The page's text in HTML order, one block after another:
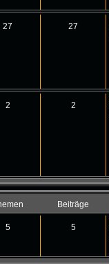
27 27
2 2
Beiträge
5 5